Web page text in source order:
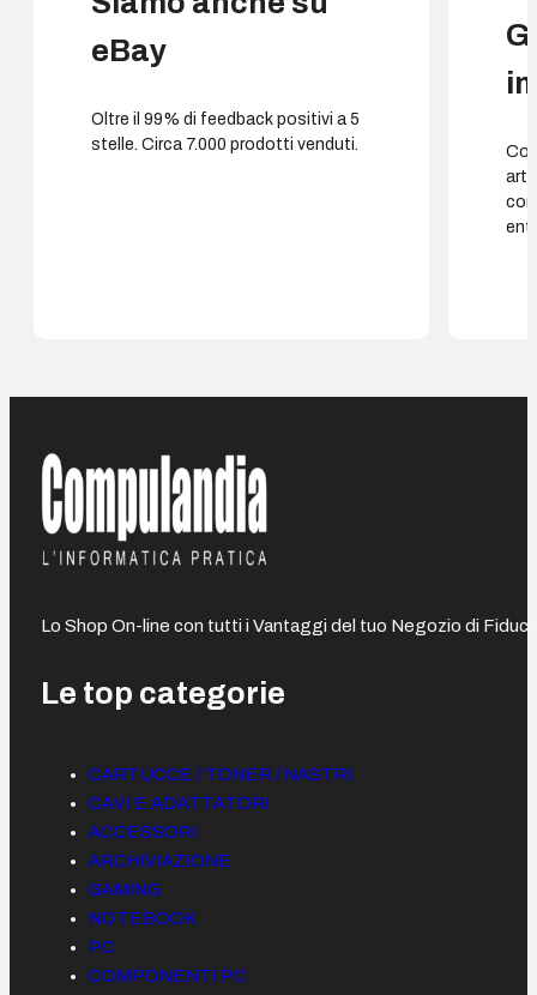
eBay
Oltre il 99% di feedback positivi a 5
stelle. Circa 7.000 prodotti venduti.
Lo Shop On-line con tutti i Vantaggi del tuo Negozio di
Le top categorie
CARTUCCE / TONER / NASTRI
CAVI E ADATTATORI
ACCESSORI
ARCHIVIAZIONE
GAMING
NOTEBOOK
PC
COMPONENTI PC